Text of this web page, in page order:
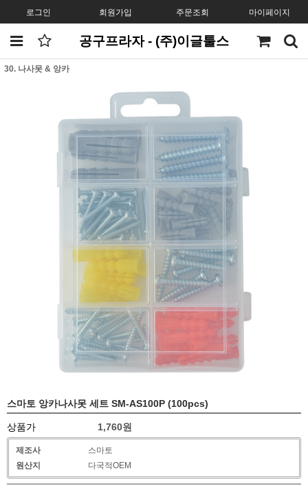
로그인 회원가입 주문조회 마이페이지
공구프라자 - (주)이글툴스
30. 나사못 & 앙카
스마토 앙카나사못 세트 SM-AS100P (100pcs)
상품가 1,760원
제조사
스마토
원산지
다국적OEM